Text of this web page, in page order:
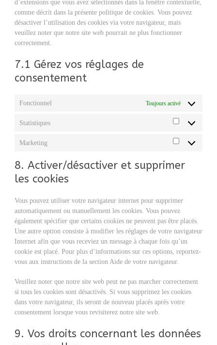
d’extensions que vous avez sélectionnés dans la fenêtre contextuelle,
comme décrit dans la présente politique de cookies. Vous pouvez
désactiver l’utilisation des cookies via votre navigateur, mais
veuillez noter que notre site web pourrait ne plus fonctionner
correctement.
7.1 Gérez vos réglages de
consentement
Fonctionnel Toujours activé
Statistiques
Statistiques
Marketing
Marketing
8. Activer/désactiver et supprimer
les cookies
Vous pouvez utiliser votre navigateur internet pour supprimer
automatiquement ou manuellement les cookies. Vous pouvez
également spécifier que certains cookies ne peuvent pas être placés.
Une autre option consiste à modifier les réglages de votre navigateur
Internet afin que vous receviez un message à chaque fois qu’un
cookie est placé. Pour plus d’informations sur ces options, reportez-
vous aux instructions de la section Aide de votre navigateur.
Veuillez noter que notre site web peut ne pas marcher correctement
si tous les cookies sont désactivés. Si vous supprimez les cookies
dans votre navigateur, ils seront de nouveau placés après votre
consentement lorsque vous revisiterez notre site web.
9. Vos droits concernant les données